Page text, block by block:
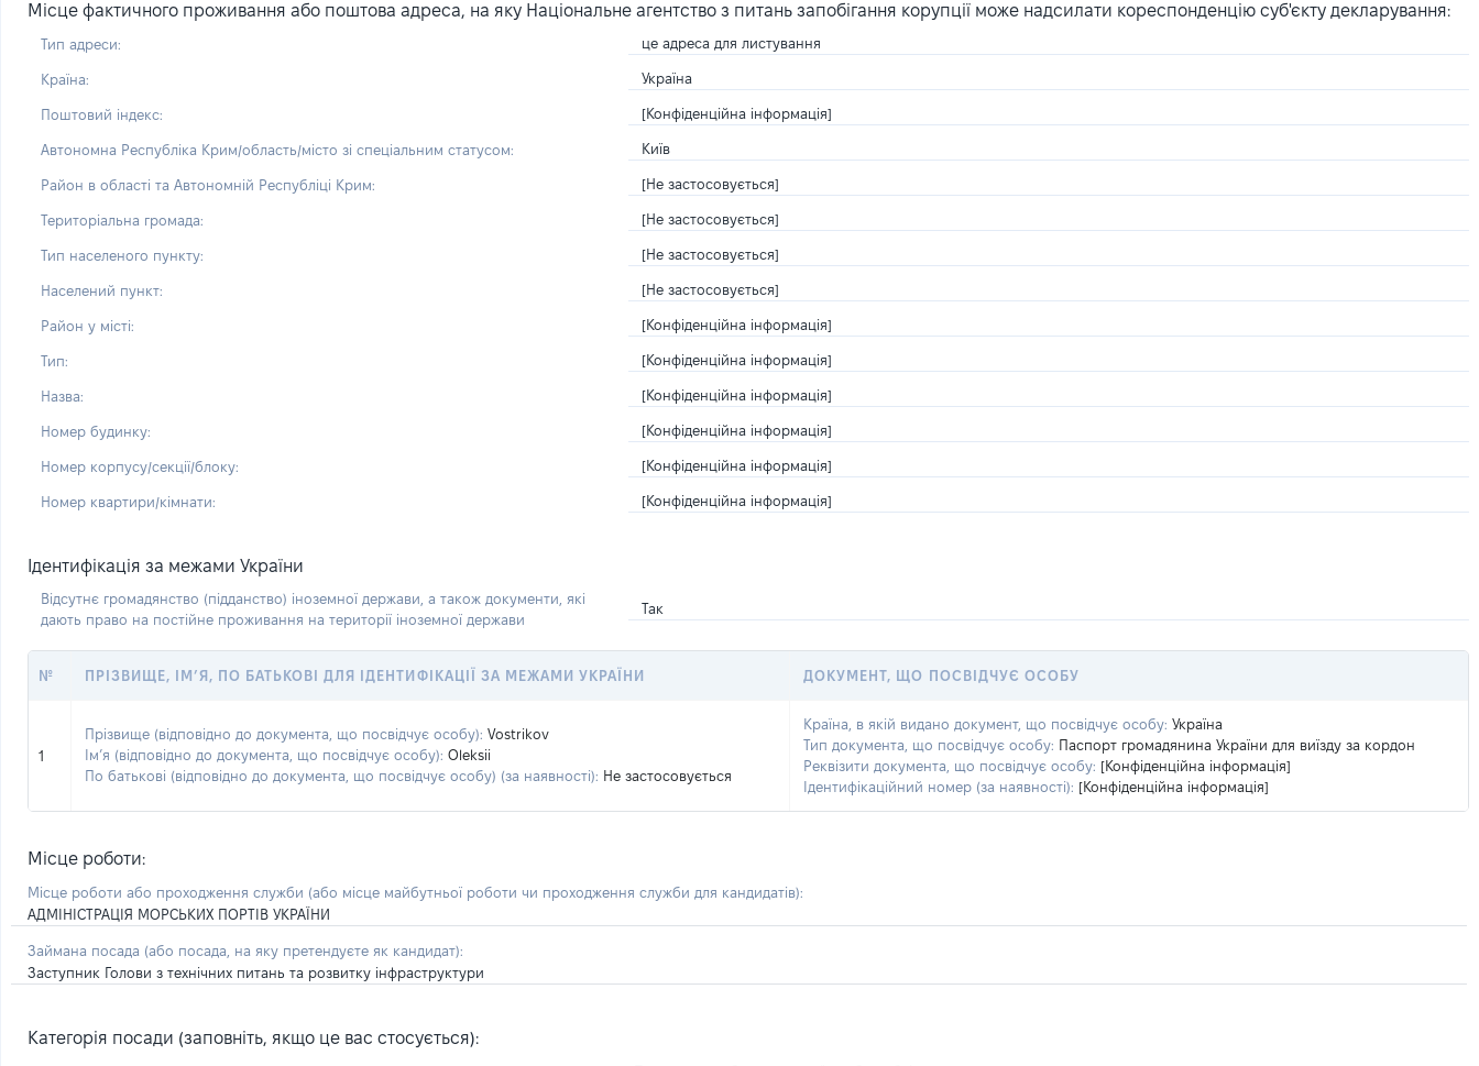
Місце фактичного проживання або поштова адреса, на яку Національне агентство з питань запобігання корупції може надсилати кореспонденцію суб'єкту декларування:
Тип адреси: це адреса для листування
Країна: Україна
Поштовий індекс: [Конфіденційна інформація]
Автономна Республіка Крим/область/місто зі спеціальним статусом: Київ
Район в області та Автономній Республіці Крим: [Не застосовується]
Територіальна громада: [Не застосовується]
Тип населеного пункту: [Не застосовується]
Населений пункт: [Не застосовується]
Район у місті: [Конфіденційна інформація]
Тип: [Конфіденційна інформація]
Назва: [Конфіденційна інформація]
Номер будинку: [Конфіденційна інформація]
Номер корпусу/секції/блоку: [Конфіденційна інформація]
Номер квартири/кімнати: [Конфіденційна інформація]
Ідентифікація за межами України
Відсутнє громадянство (підданство) іноземної держави, а також документи, які
дають право на постійне проживання на території іноземної держави
Так
№ ПРІЗВИЩЕ, ІМ’Я, ПО БАТЬКОВІ ДЛЯ ІДЕНТИФІКАЦІЇ ЗА МЕЖАМИ УКРАЇНИ ДОКУМЕНТ, ЩО ПОСВІДЧУЄ ОСОБУ
1
Прізвище (відповідно до документа, що посвідчує особу): Vostrikov
Ім’я (відповідно до документа, що посвідчує особу): Oleksii
По батькові (відповідно до документа, що посвідчує особу) (за наявності): Не застосовується
Країна, в якій видано документ, що посвідчує особу: Україна
Тип документа, що посвідчує особу: Паспорт громадянина України для виїзду за кордон
Реквізити документа, що посвідчує особу: [Конфіденційна інформація]
Ідентифікаційний номер (за наявності): [Конфіденційна інформація]
Місце роботи:
Місце роботи або проходження служби (або місце майбутньої роботи чи проходження служби для кандидатів):
АДМІНІСТРАЦІЯ МОРСЬКИХ ПОРТІВ УКРАЇНИ
Займана посада (або посада, на яку претендуєте як кандидат):
Заступник Голови з технічних питань та розвитку інфраструктури
Категорія посади (заповніть, якщо це вас стосується):